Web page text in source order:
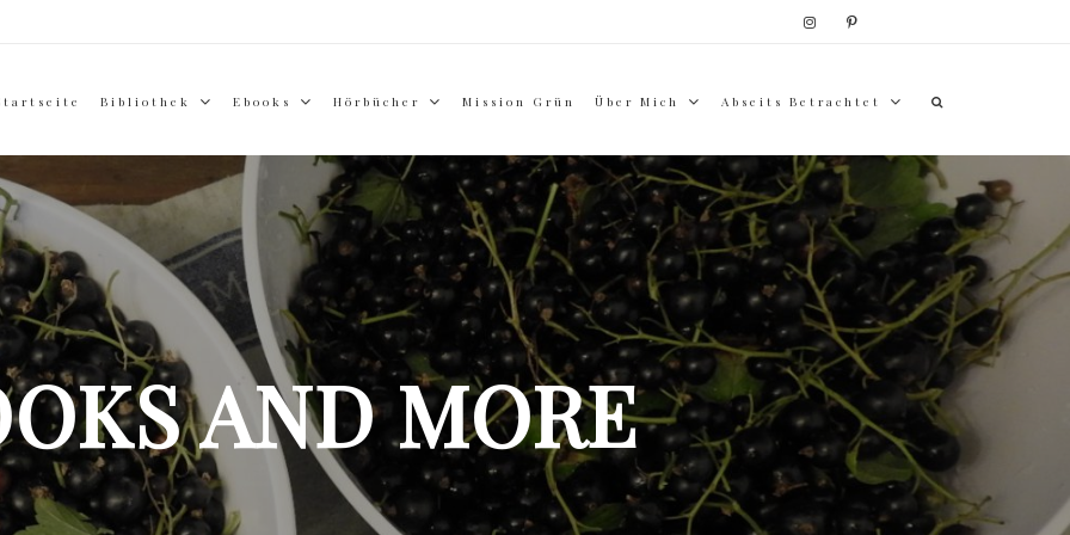
Bibliothek Ebooks Hörbücher Mission Grün Über Mich Abseits Betrachtet
AND MORE